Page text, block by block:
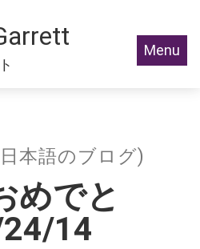
Menu
本語のブログ)
めでと
14